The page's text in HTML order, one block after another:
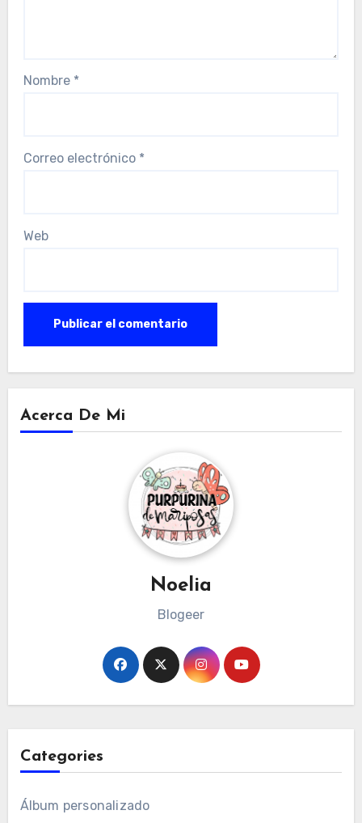
Nombre *
Correo electrónico *
Web
Acerca De Mi
Noelia
Blogeer
Categories
Álbum personalizado